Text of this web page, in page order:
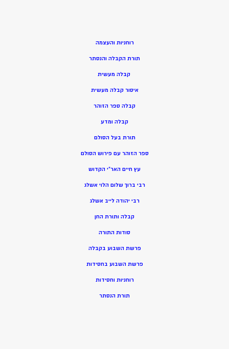
רוחניות והעצמה
תורת הקבלה והנסתר
קבלה מעשית
איסור קבלה מעשית
קבלה ספר הזוהר
קבלה ומדע
תורת בעל הסולם
ספר הזוהר עם פירוש הסולם
עץ חיים האר”י הקדוש
רבי ברוך שלום הלוי אשלג
רבי יהודה לייב אשלג
קבלה ותורת החן
סודות התורה
פרשת השבוע בקבלה
פרשת השבוע בחסידות
רוחניות וחסידות
תורת הנסתר